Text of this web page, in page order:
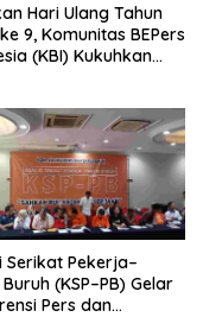
Hari Ulang Tahun
9, Komunitas BEPers
(KBI) Kukuhkan
“Penguatan dan
Organisasi
Berbasis Riset di
Indonesia dan
Serikat Pekerja–
(KSP–PB) Gelar
Pers dan